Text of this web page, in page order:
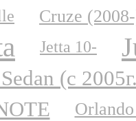
Cruze
Jetta 10-
(с